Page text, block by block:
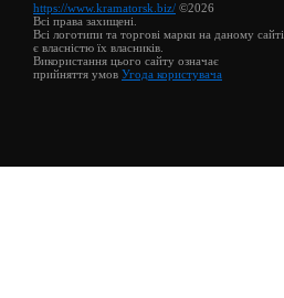
https://www.kramatorsk.biz/ ©2026
Всі права захищені.
Всі логотипи та торгові марки на даному сайті
є власністю їх власників.
Використання цього сайту означає
прийняття умов Угода користувача